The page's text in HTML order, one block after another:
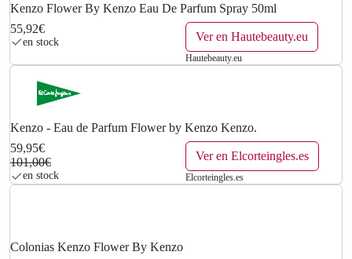
Kenzo Flower By Kenzo Eau De Parfum Spray 50ml
55,92€
en stock Ver en Hautebeauty.eu
Hautebeauty.eu
Kenzo - Eau de Parfum Flower by Kenzo Kenzo.
59,95€
101,00€
en stock
Ver en Elcorteingles.es
Elcorteingles.es
Colonias Kenzo Flower By Kenzo